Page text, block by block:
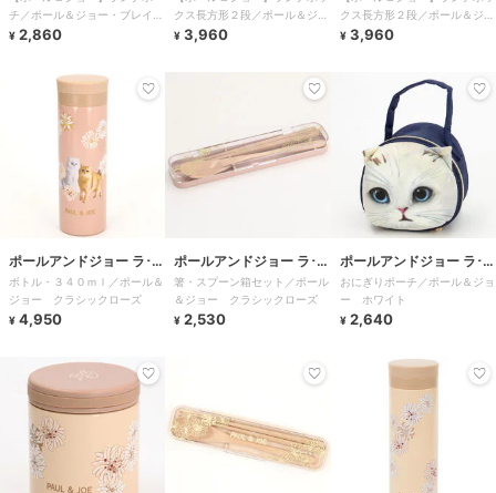
チ／ポール＆ジョー・ブレイク
タイム クリザンテーム・ホワ
¥ 2,860
クス長方形２段／ポール＆ジョ
ー・ブレイクタイム ヌネッ
¥ 3,960
クス長方形２段／ポール＆ジョ
ー・ブレイクタイム クリザン
¥ 3,960
ポールアンドジョー ラ･パ
ペトリー
ボトル・３４０ｍｌ／ポール＆
ジョー クラシックローズ
¥ 4,950
ポールアンドジョー ラ･パ
ペトリー
箸・スプーン箱セット／ポール
＆ジョー クラシックローズ
¥ 2,530
ポールアンドジョー ラ･パ
ペトリー
おにぎりポーチ／ポール＆ジョ
ー ホワイト
¥ 2,640